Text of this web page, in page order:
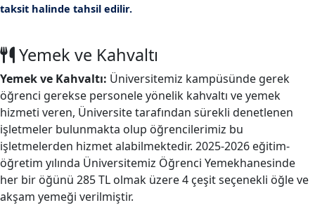
taksit halinde tahsil edilir.
Yemek ve Kahvaltı
Yemek ve Kahvaltı: Üniversitemiz kampüsünde gerek
öğrenci gerekse personele yönelik kahvaltı ve yemek
hizmeti veren, Üniversite tarafından sürekli denetlenen
işletmeler bulunmakta olup öğrencilerimiz bu
işletmelerden hizmet alabilmektedir. 2025-2026 eğitim-
öğretim yılında Üniversitemiz Öğrenci Yemekhanesinde
her bir öğünü 285 TL olmak üzere 4 çeşit seçenekli öğle ve
akşam yemeği verilmiştir.